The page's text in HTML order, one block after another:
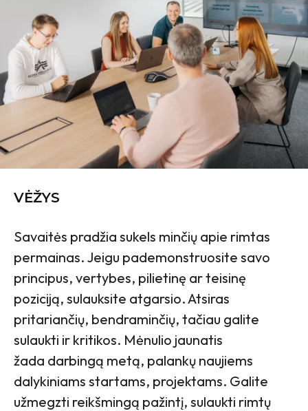
VĖŽYS
Savaitės pradžia sukels minčių apie rimtas
permainas. Jeigu pademonstruosite savo
principus, vertybes, pilietinę ar teisinę
poziciją, sulauksite atgarsio. Atsiras
pritariančių, bendraminčių, tačiau galite
sulaukti ir kritikos. Mėnulio jaunatis
žada darbingą metą, palankų naujiems
dalykiniams startams, projektams. Galite
užmegzti reikšmingą pažintį, sulaukti rimtų